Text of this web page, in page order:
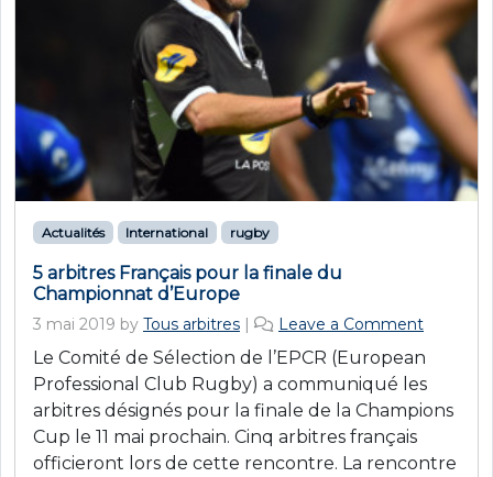
Actualités International rugby
5 arbitres Français pour la finale du
Championnat d’Europe
3 mai 2019 by Tous arbitres | Leave a Comment
Le Comité de Sélection de l’EPCR (European
Professional Club Rugby) a communiqué les
arbitres désignés pour la finale de la Champions
Cup le 11 mai prochain. Cinq arbitres français
officieront lors de cette rencontre. La rencontre